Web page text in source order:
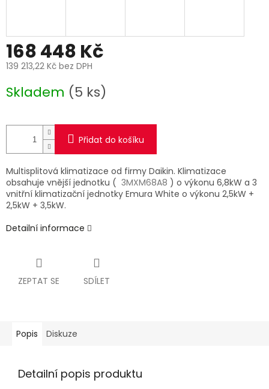
168 448 Kč
139 213,22 Kč bez DPH
cena:
Skladem (5 ks)
Přidat do košíku
Multisplitová klimatizace od firmy Daikin. Klimatizace
obsahuje vnější jednotku ( 3MXM68A8 ) o výkonu 6,8kW a 3
vnitřní klimatizační jednotky Emura White o výkonu 2,5kW +
2,5kW + 3,5kW.
Detailní informace
ZEPTAT SE SDÍLET
Popis Diskuze
Detailní popis produktu